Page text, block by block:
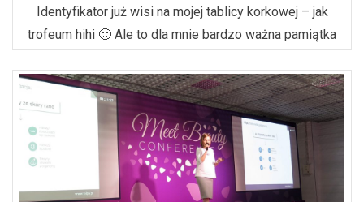
Identyfikator już wisi na mojej tablicy korkowej – jak
trofeum hihi 🙂 Ale to dla mnie bardzo ważna pamiątka